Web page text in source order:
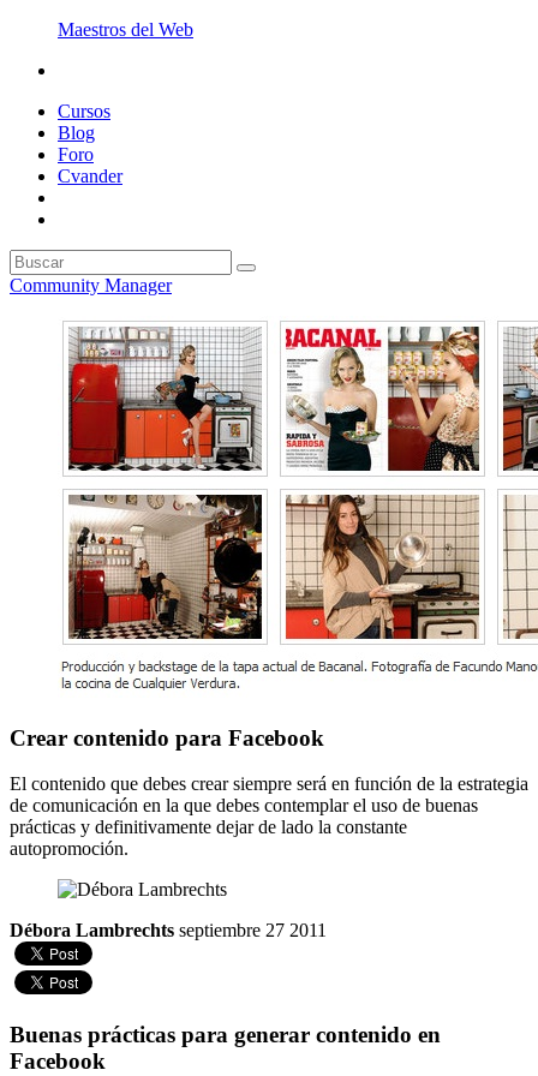
Maestros del Web
Cursos
Blog
Foro
Cvander
Community Manager
Crear contenido para Facebook
El contenido que debes crear siempre será en función de la estrategia
de comunicación en la que debes contemplar el uso de buenas
prácticas y definitivamente dejar de lado la constante
autopromoción.
Débora Lambrechts septiembre 27 2011
Buenas prácticas para generar contenido en
Facebook